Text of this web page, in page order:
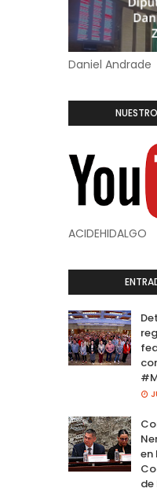
Daniel Andrade
ACIDEHIDALGO
en
de